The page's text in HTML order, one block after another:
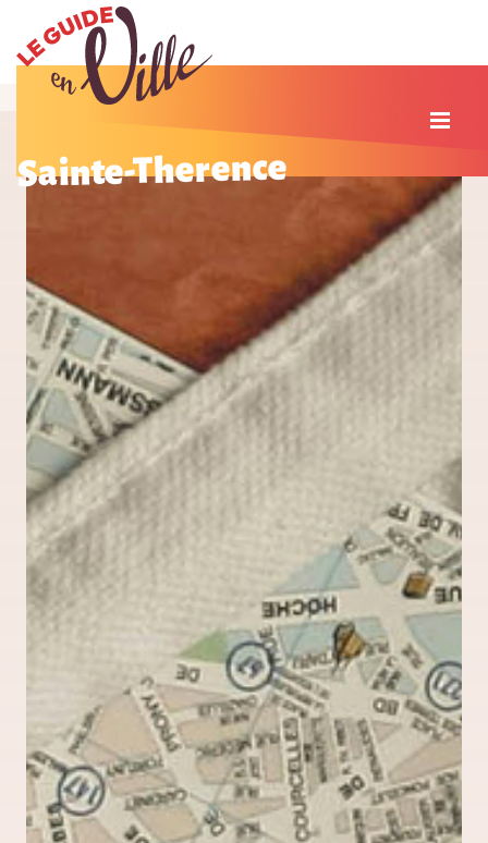
Sainte-Therence